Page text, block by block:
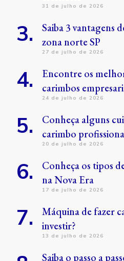
31 de julho de 2026
Saiba 3 vantagens
zona norte SP
27 de julho de 2026
Encontre os
carimbos
24 de julho de 2026
Conheça alguns
carimbo
20 de julho de 2026
Conheça os tipos
na Nova Era
17 de julho de 2026
Máquina de fazer
investir?
13 de julho de 2026
Saiba o passo a